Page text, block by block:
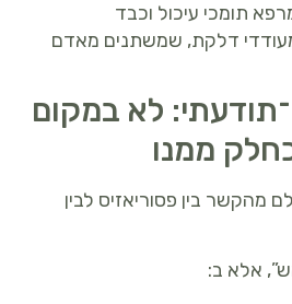
תומכי עיכול וכבד
דלקת, שמשתנים מאדם
לא במקום
ממנו
מהקשר בין פסוריאזיס לבין
אלא ב: